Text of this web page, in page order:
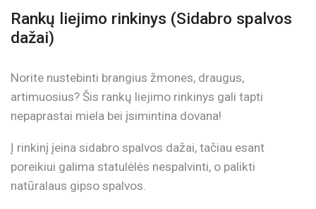
Rankų liejimo rinkinys (Sidabro spalvos
dažai)
Norite nustebinti brangius žmones, draugus,
artimuosius? Šis rankų liejimo rinkinys gali tapti
nepaprastai miela bei įsimintina dovana!
Į rinkinį įeina sidabro spalvos dažai, tačiau esant
poreikiui galima statulėlės nespalvinti, o palikti
natūralaus gipso spalvos.